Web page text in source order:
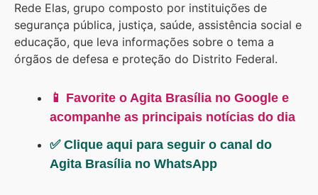
Rede Elas, grupo composto por instituições de
segurança pública, justiça, saúde, assistência social e
educação, que leva informações sobre o tema a
órgãos de defesa e proteção do Distrito Federal.
📱 Favorite o Agita Brasília no Google e
acompanhe as principais notícias do dia
✅ Clique aqui para seguir o canal do
Agita Brasília no WhatsApp